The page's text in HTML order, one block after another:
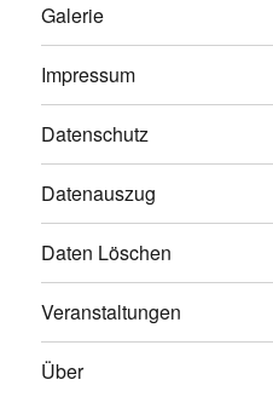
Galerie
Impressum
Datenschutz
Datenauszug
Daten Löschen
Veranstaltungen
Über